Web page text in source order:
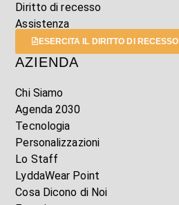
Diritto di recesso
Assistenza
ESERCITA IL DIRITTO DI RECESSO
AZIENDA
Chi Siamo
Agenda 2030
Tecnologia
Personalizzazioni
Lo Staff
LyddaWear Point
Cosa Dicono di Noi